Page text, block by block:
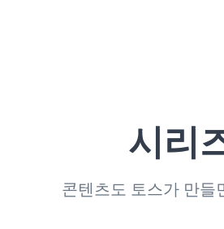
시리
콘텐츠도 토스가 만들